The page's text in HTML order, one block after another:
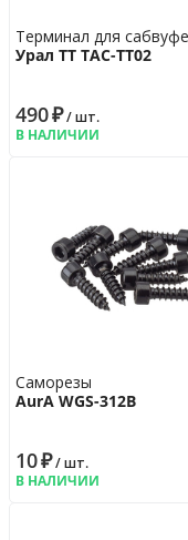
Терминал для
Урал ТТ ТАС-ТТ02
490₽/ шт.
В НАЛИЧИИ
Саморезы
AurA WGS-312B
10₽/ шт.
В НАЛИЧИИ